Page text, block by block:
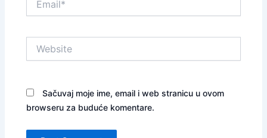
Sačuvaj moje ime, email i web stranicu u ovom
browseru za buduće komentare.